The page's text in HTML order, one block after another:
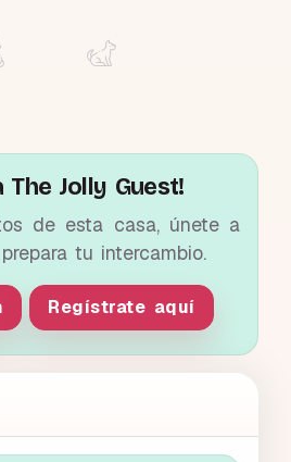
The Jolly Guest!
de esta casa, únete a
tu intercambio.
Regístrate aquí